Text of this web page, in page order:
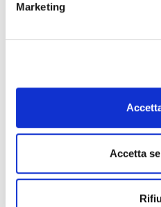
Marketing
Accetta
Articoli recenti
Prosegue la crescita di
alle famiglie: +2,5% nei
Luglio 22, 2026
Fact&News: “Le nuove